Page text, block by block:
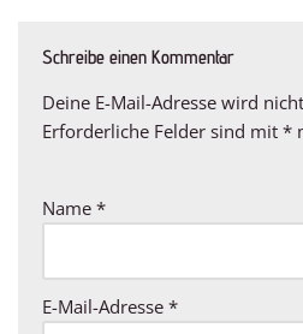
Schreibe einen Kommentar
Deine E-Mail-Adresse wird
Erforderliche Felder sind mit *
Name *
E-Mail-Adresse *